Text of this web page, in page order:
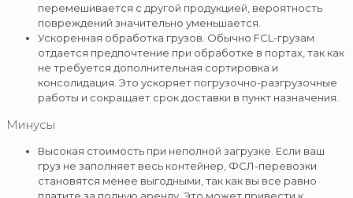
перемешивается с другой продукцией, вероятность
повреждений значительно уменьшается.
Ускоренная обработка грузов. Обычно FCL-грузам
отдается предпочтение при обработке в портах, так как
не требуется дополнительная сортировка и
консолидация. Это ускоряет погрузочно-разгрузочные
работы и сокращает срок доставки в пункт назначения.
Минусы
Высокая стоимость при неполной загрузке. Если ваш
груз не заполняет весь контейнер, ФСЛ-перевозки
становятся менее выгодными, так как вы все равно
платите за полную аренду. Это может привести к